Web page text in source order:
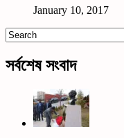
January 10, 2017
সর্বশেষ সংবাদ